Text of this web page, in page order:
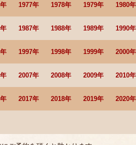
1977年 1978年 1979年 1980年
1987年 1988年 1989年 1990年
1997年 1998年 1999年 2000年
2007年 2008年 2009年 2010年
2017年 2018年 2019年 2020年